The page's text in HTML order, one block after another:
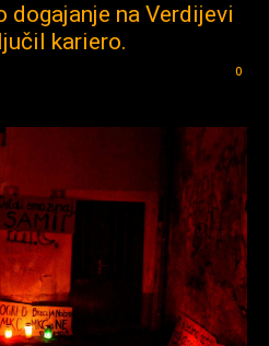
dogajanje na Verdijevi
kariero.
0